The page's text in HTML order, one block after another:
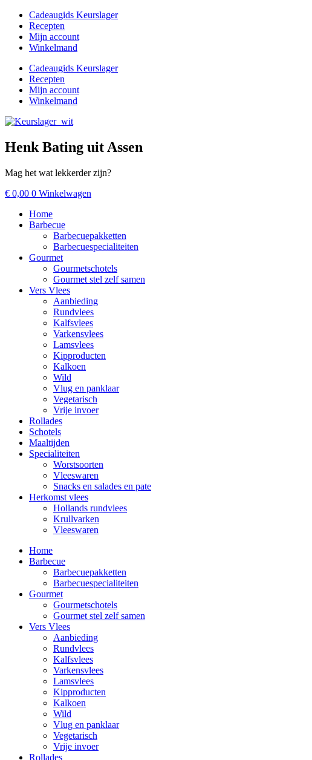
naar
inhoud
Cadeaugids Keurslager
Recepten
Mijn account
Winkelmand
Cadeaugids Keurslager
Recepten
Mijn account
Winkelmand
Henk Bating uit Assen
Mag het wat lekkerder zijn?
€ 0,00 0 Winkelwagen
Home
Barbecue
Barbecuepakketten
Barbecuespecialiteiten
Gourmet
Gourmetschotels
Gourmet stel zelf samen
Vers Vlees
Aanbieding
Rundvlees
Kalfsvlees
Varkensvlees
Lamsvlees
Kipproducten
Kalkoen
Wild
Vlug en panklaar
Vegetarisch
Vrije invoer
Rollades
Schotels
Maaltijden
Specialiteiten
Worstsoorten
Vleeswaren
Snacks en salades en pate
Herkomst vlees
Hollands rundvlees
Krullvarken
Vleeswaren
Home
Barbecue
Barbecuepakketten
Barbecuespecialiteiten
Gourmet
Gourmetschotels
Gourmet stel zelf samen
Vers Vlees
Aanbieding
Rundvlees
Kalfsvlees
Varkensvlees
Lamsvlees
Kipproducten
Kalkoen
Wild
Vlug en panklaar
Vegetarisch
Vrije invoer
Rollades